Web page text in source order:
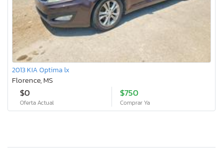
2013 KIA Optima lx
Florence, MS
$0
Oferta Actual
$750
Comprar Ya